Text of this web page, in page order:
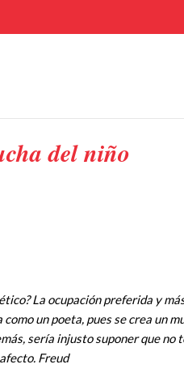
del niño
La ocupación preferida y
un poeta, pues se crea un
serí­a injusto suponer que no
Freud